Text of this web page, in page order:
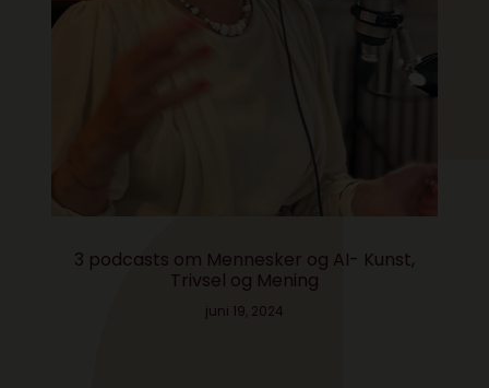
3 podcasts om Mennesker og AI- Kunst,
Trivsel og Mening
juni 19, 2024